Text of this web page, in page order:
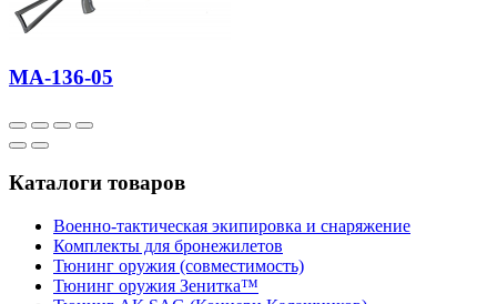
МА-136-05
Каталоги товаров
Военно-тактическая экипировка и снаряжение
Комплекты для бронежилетов
Тюнинг оружия (совместимость)
Тюнинг оружия Зенитка™